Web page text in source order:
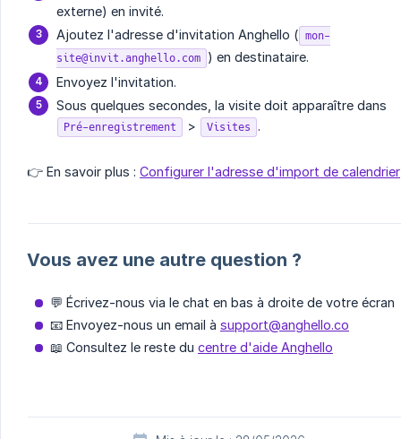
externe) en invité.
Ajoutez l'adresse d'invitation Anghello ( mon-
site@invit.anghello.com ) en destinataire.
Envoyez l'invitation.
Sous quelques secondes, la visite doit apparaître dans
Pré-enregistrement > Visites .
👉 En savoir plus : Configurer l'adresse d'import de calendrier
Vous avez une autre question ?
💬 Écrivez-nous via le chat en bas à droite de votre écran
📧 Envoyez-nous un email à support@anghello.co
📖 Consultez le reste du centre d'aide Anghello